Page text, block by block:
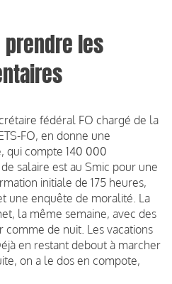
prendre les
fédéral FO chargé de la
FO, en donne une
qui compte 140 000
salaire est au Smic pour une
initiale de 175 heures,
une enquête de moralité. La
la même semaine, avec des
comme de nuit. Les vacations
en restant debout à marcher
on a le dos en compote,